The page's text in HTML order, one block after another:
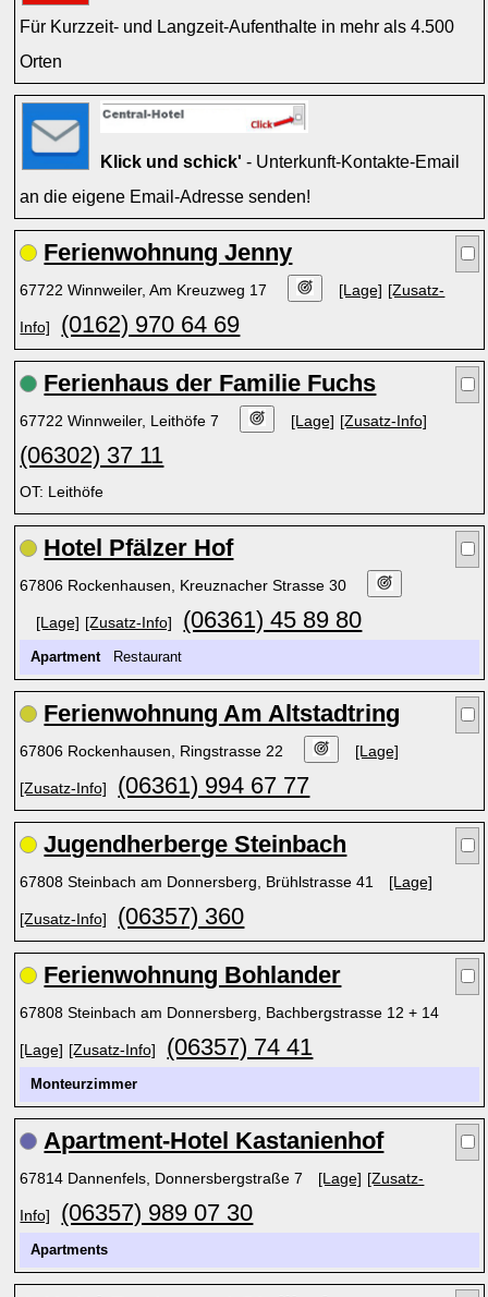
Für Kurzzeit- und Langzeit-Aufenthalte in mehr als 4.500
Orten
Klick und schick' - Unterkunft-Kontakte-Email
an die eigene Email-Adresse senden!
Ferienwohnung Jenny
67722 Winnweiler, Am Kreuzweg 17 [Lage] [Zusatz-
Info] (0162) 970 64 69
Ferienhaus der Familie Fuchs
67722 Winnweiler, Leithöfe 7 [Lage] [Zusatz-Info]
(06302) 37 11
OT: Leithöfe
Hotel Pfälzer Hof
67806 Rockenhausen, Kreuznacher Strasse 30
[Lage] [Zusatz-Info] (06361) 45 89 80
ApartmentRestaurant
Ferienwohnung Am Altstadtring
67806 Rockenhausen, Ringstrasse 22 [Lage]
[Zusatz-Info] (06361) 994 67 77
Jugendherberge Steinbach
67808 Steinbach am Donnersberg, Brühlstrasse 41 [Lage]
[Zusatz-Info] (06357) 360
Ferienwohnung Bohlander
67808 Steinbach am Donnersberg, Bachbergstrasse 12 + 14
[Lage] [Zusatz-Info] (06357) 74 41
Monteurzimmer
Apartment-Hotel Kastanienhof
67814 Dannenfels, Donnersbergstraße 7 [Lage] [Zusatz-
Info] (06357) 989 07 30
Apartments